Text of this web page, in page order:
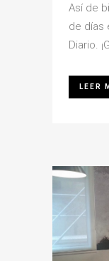
Así de
de días
Diario.
LEER